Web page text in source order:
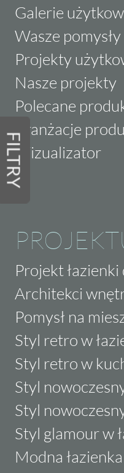
FILTRY
Galerie
Wasze pomysły
Projekty
Nasze projekty
Polecane
Aranżacje
Wizualizator
Projekt
Architekci
Pomysł na
Styl retro w
Styl retro w
Styl
Styl
Styl glamour w
Modna łazienka